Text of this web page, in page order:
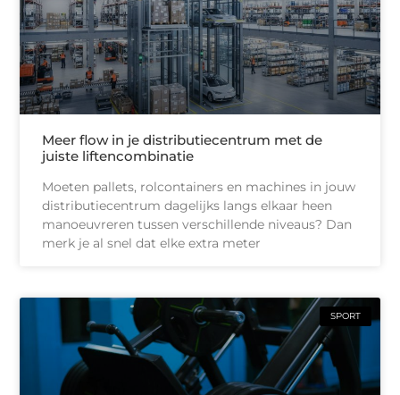
Meer flow in je distributiecentrum met de
juiste liftencombinatie
Moeten pallets, rolcontainers en machines in jouw
distributiecentrum dagelijks langs elkaar heen
manoeuvreren tussen verschillende niveaus? Dan
merk je al snel dat elke extra meter
SPORT